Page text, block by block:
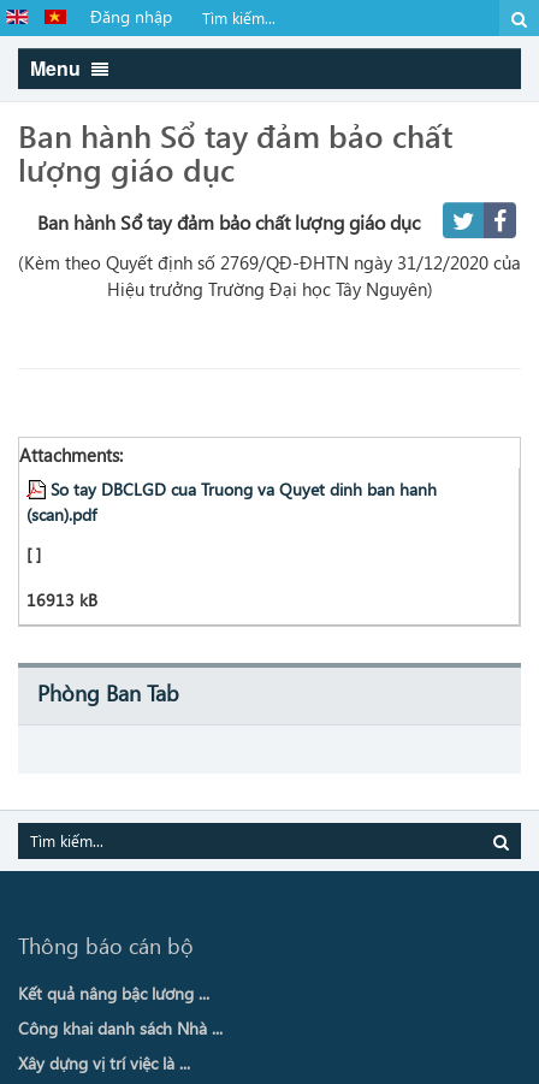
Đăng nhập
Menu
Ban hành Sổ tay đảm bảo chất
lượng giáo dục
Ban hành Sổ tay đảm bảo chất lượng giáo dục
(Kèm theo Quyết định số 2769/QĐ-ĐHTN ngày 31/12/2020 của
Hiệu trưởng Trường Đại học Tây Nguyên)
Attachments:
So tay DBCLGD cua Truong va Quyet dinh ban hanh
(scan).pdf
[ ]
16913 kB
Phòng Ban Tab
Thông báo cán bộ
Kết quả nâng bậc lương ...
Công khai danh sách Nhà ...
Xây dựng vị trí việc là ...